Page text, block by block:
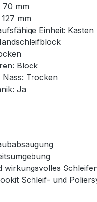
70 mm
mm
Einheit: Kasten
Block
Trocken
Ja
wirkungsvolles
Schleif- und